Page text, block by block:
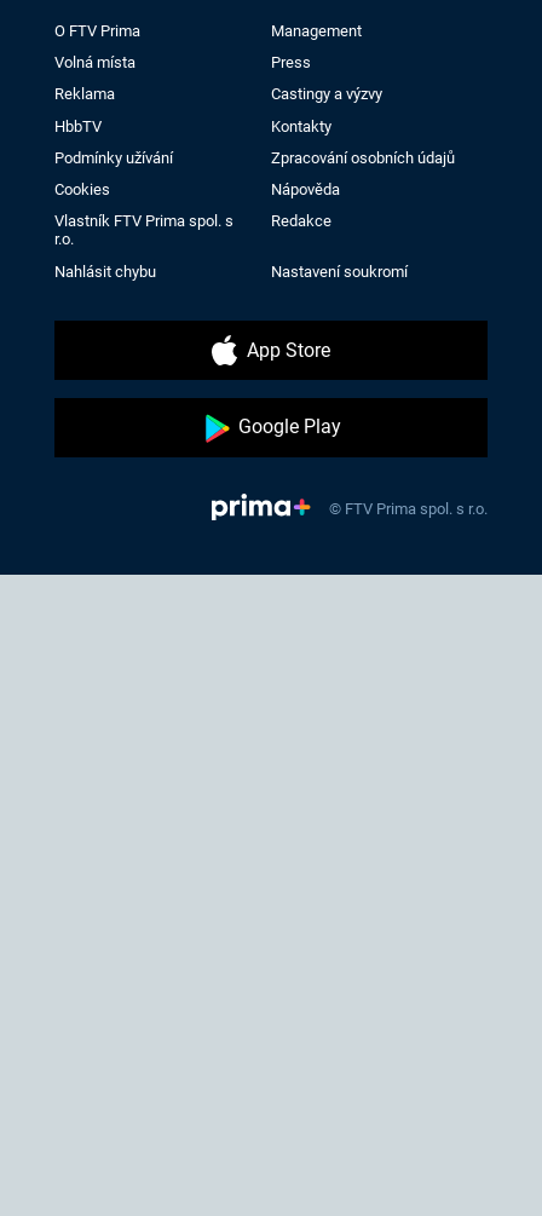
O FTV Prima
Management
Volná místa
Press
Reklama
Castingy a výzvy
HbbTV
Kontakty
Podmínky užívání
Zpracování osobních údajů
Cookies
Nápověda
Vlastník FTV Prima spol. s
r.o.
Redakce
Nahlásit chybu Nastavení soukromí
App Store
Google Play
© FTV Prima spol. s r.o.